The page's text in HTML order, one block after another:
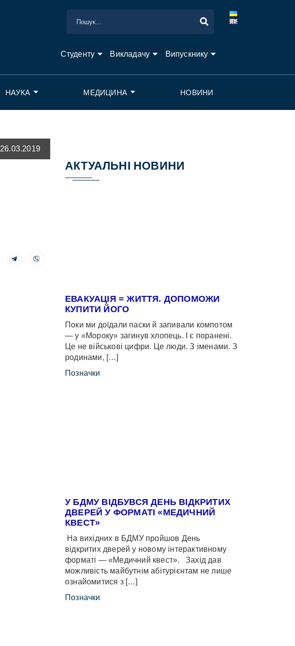
Студенту Викладачу Випускнику
НАУКА МЕДИЦИНА НОВИНИ
26.03.2019
АКТУАЛЬНІ НОВИНИ
ЕВАКУАЦІЯ = ЖИТТЯ. ДОПОМОЖИ
КУПИТИ ЙОГО
Поки ми доїдали паски й запивали компотом
— у «Мороку» загинув хлопець. І є поранені.
Це не військові цифри. Це люди. З іменами. З
родинами, […]
Позначки
У БДМУ ВІДБУВСЯ ДЕНЬ ВІДКРИТИХ
ДВЕРЕЙ У ФОРМАТІ «МЕДИЧНИЙ
КВЕСТ»
На вихідних в БДМУ пройшов День
відкритих дверей у новому інтерактивному
форматі — «Медичний квест». Захід дав
можливість майбутнім абітурієнтам не лише
ознайомитися з […]
Позначки